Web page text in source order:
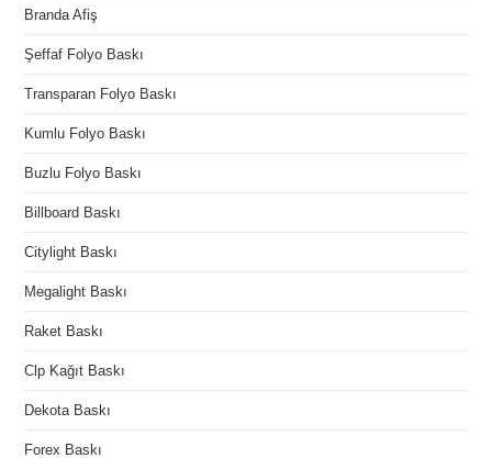
Branda Afiş
Şeffaf Folyo Baskı
Transparan Folyo Baskı
Kumlu Folyo Baskı
Buzlu Folyo Baskı
Billboard Baskı
Citylight Baskı
Megalight Baskı
Raket Baskı
Clp Kağıt Baskı
Dekota Baskı
Forex Baskı